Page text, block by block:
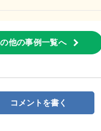
他の事例一覧へ
コメントを書く